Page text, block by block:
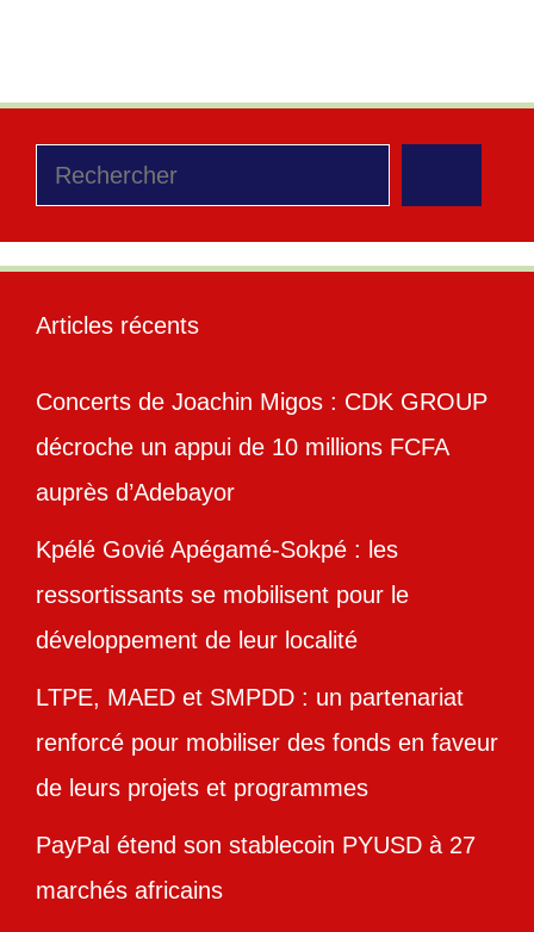
Rechercher
Articles récents
Concerts de Joachin Migos : CDK GROUP
décroche un appui de 10 millions FCFA
auprès d’Adebayor
Kpélé Govié Apégamé-Sokpé : les
ressortissants se mobilisent pour le
développement de leur localité
LTPE, MAED et SMPDD : un partenariat
renforcé pour mobiliser des fonds en faveur
de leurs projets et programmes
PayPal étend son stablecoin PYUSD à 27
marchés africains